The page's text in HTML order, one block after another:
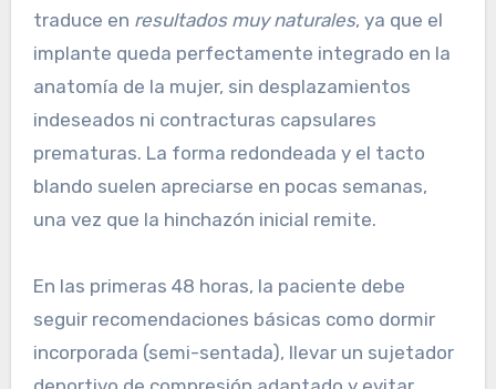
traduce en resultados muy naturales, ya que el
implante queda perfectamente integrado en la
anatomía de la mujer, sin desplazamientos
indeseados ni contracturas capsulares
prematuras. La forma redondeada y el tacto
blando suelen apreciarse en pocas semanas,
una vez que la hinchazón inicial remite.
En las primeras 48 horas, la paciente debe
seguir recomendaciones básicas como dormir
incorporada (semi-sentada), llevar un sujetador